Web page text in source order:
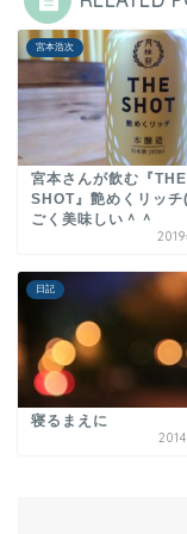
宮本浩次
宮本さんが飲む『THE
SHOT』艶めくリッ
ごく美味しい＾＾
日記
寝るまえに